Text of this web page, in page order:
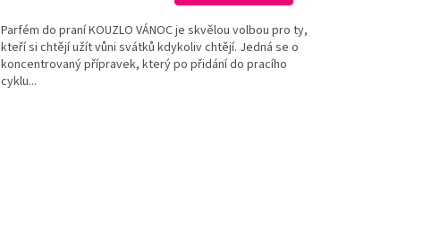
Parfém do praní KOUZLO VÁNOC je skvělou volbou pro ty,
kteří si chtějí užít vůni svátků kdykoliv chtějí. Jedná se o
koncentrovaný přípravek, který po přidání do pracího
cyklu...